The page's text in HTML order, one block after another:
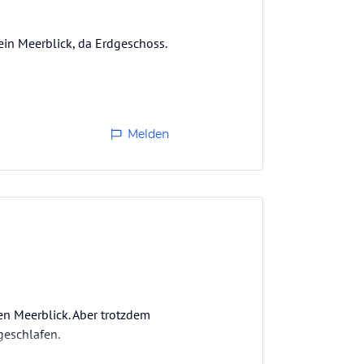
Meerblick, da Erdgeschoss.
Melden
Meerblick. Aber trotzdem